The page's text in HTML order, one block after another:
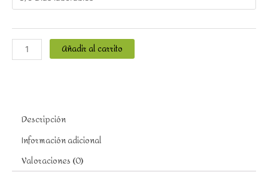
Añadir al carrito
Descripción
Información adicional
Valoraciones (0)